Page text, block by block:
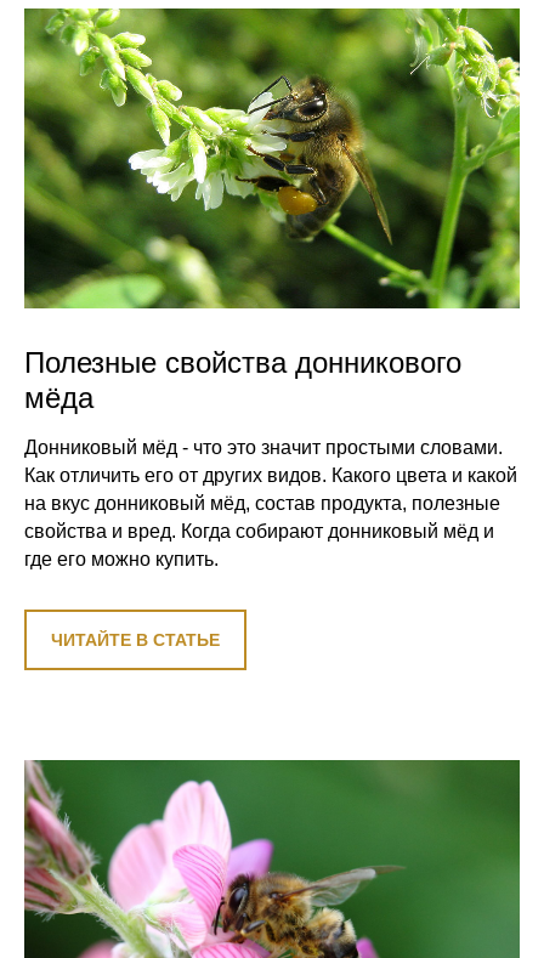
Полезные свойства донникового
мёда
Донниковый мёд - что это значит простыми словами.
Как отличить его от других видов. Какого цвета и какой
на вкус донниковый мёд, состав продукта, полезные
свойства и вред. Когда собирают донниковый мёд и
где его можно купить.
ЧИТАЙТЕ В СТАТЬЕ